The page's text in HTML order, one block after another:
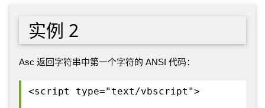
实例 2
Asc 返回字符串中第一个字符的 ANSI 代码：
<script type="text/vbscript">